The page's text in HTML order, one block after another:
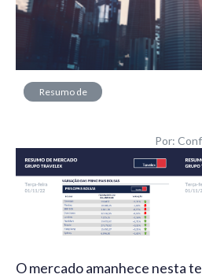
Resumo de
Por:
O mercado amanhece nesta